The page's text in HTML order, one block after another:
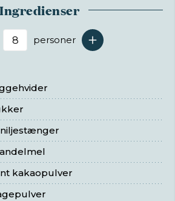
Ingredienser
Antal serveringer
personer
kakaopulver